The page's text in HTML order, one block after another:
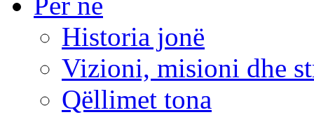
Historia jonë
Vizioni, misioni dhe
Qëllimet tona